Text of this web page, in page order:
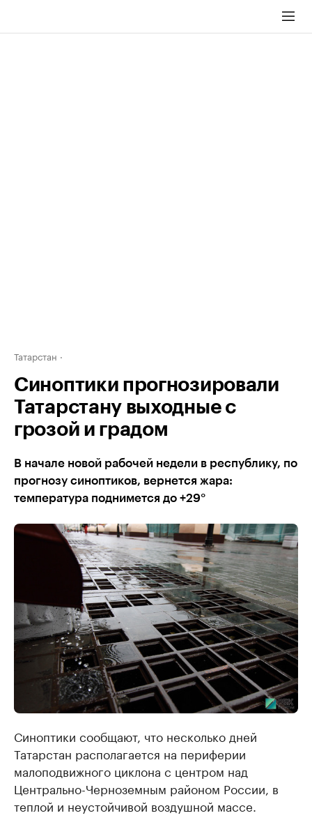
Татарстан
Синоптики прогнозировали
Татарстану выходные с
грозой и градом
В начале новой рабочей недели в республику, по
прогнозу синоптиков, вернется жара:
температура поднимется до +29°
Синоптики сообщают, что несколько дней
Татарстан располагается на периферии
малоподвижного циклона с центром над
Центрально-Черноземным районом России, в
теплой и неустойчивой воздушной массе.